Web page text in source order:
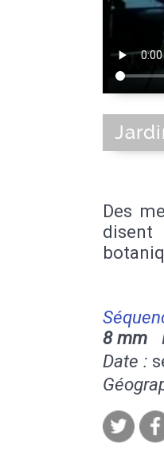
Des
8 mm
Date :